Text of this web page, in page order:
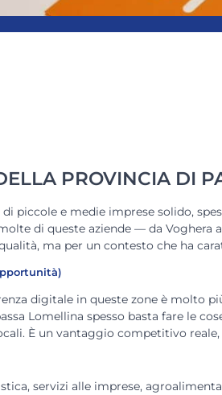
PROVINCIA DI
piccole e medie imprese solido,
di queste aziende — da
ma per un contesto che ha
digitale in queste zone è molto
Lomellina spesso basta fare
È un vantaggio competitivo
servizi alle imprese,